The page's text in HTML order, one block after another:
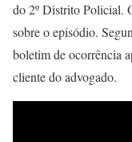
do 2º Distrito Policial.
sobre o episódio.
boletim de ocorrência
cliente do advogado.